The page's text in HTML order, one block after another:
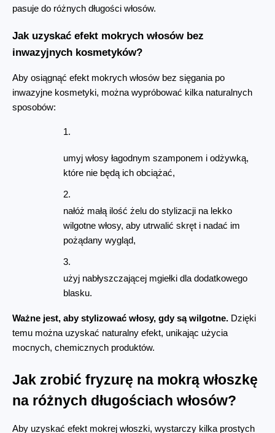
pasuje do różnych długości włosów.
Jak uzyskać efekt mokrych włosów bez
inwazyjnych kosmetyków?
Aby osiągnąć efekt mokrych włosów bez sięgania po
inwazyjne kosmetyki, można wypróbować kilka naturalnych
sposobów:
umyj włosy łagodnym szamponem i odżywką,
które nie będą ich obciążać,
nałóż małą ilość żelu do stylizacji na lekko
wilgotne włosy, aby utrwalić skręt i nadać im
pożądany wygląd,
użyj nabłyszczającej mgiełki dla dodatkowego
blasku.
Ważne jest, aby stylizować włosy, gdy są wilgotne. Dzięki
temu można uzyskać naturalny efekt, unikając użycia
mocnych, chemicznych produktów.
Jak zrobić fryzurę na mokrą włoszkę
na różnych długościach włosów?
Aby uzyskać efekt mokrej włoszki, wystarczy kilka prostych